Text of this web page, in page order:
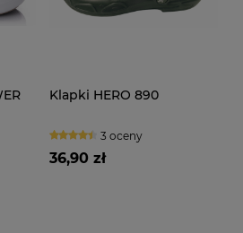
Klapki HERO 890
3 oceny
36,90 zł